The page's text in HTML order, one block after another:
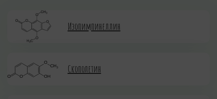
Изопимпинеллин
Скополетин